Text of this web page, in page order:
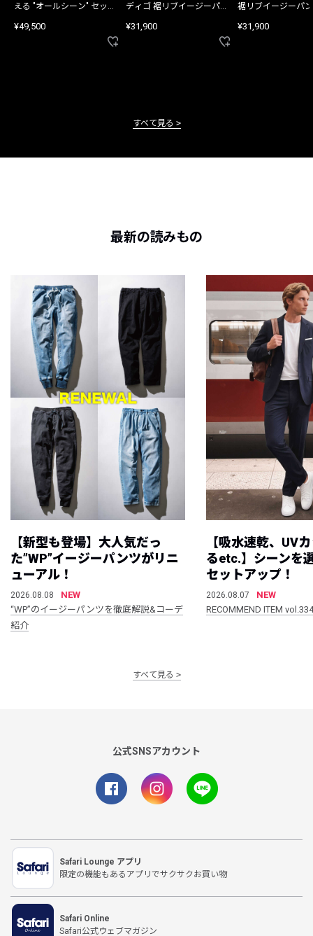
える "オールシーン" セット
¥49,500
ディゴ 裾リブイージーパン
¥31,900
裾リブイージーパ
¥31,900
すべて見る
最新の読みもの
【新型も登場】大人気だっ
た”WP”イージーパンツがリニ
ューアル！
2026.08.08
NEW
“WP”のイージーパンツを徹底解説&コーデ
紹介
【吸水速乾、UV
るetc.】シーンを
セットアップ！
2026.08.07
NEW
RECOMMEND ITEM vol.334
すべて見る
公式SNSアカウント
Safari Lounge アプリ
限定の機能もあるアプリでサクサクお買い物
Safari Online
Safari公式ウェブマガジン